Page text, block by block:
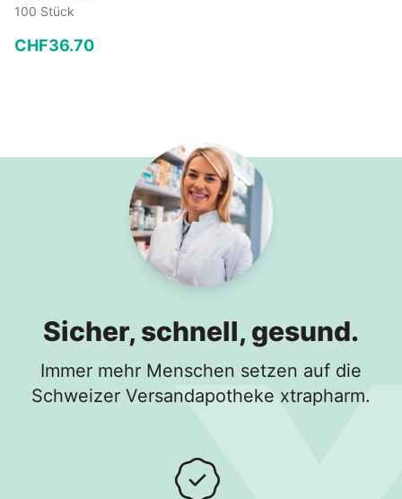
100 Stück
CHF36.70
Sicher, schnell, gesund.
Immer mehr Menschen setzen auf die
Schweizer Versandapotheke xtrapharm.